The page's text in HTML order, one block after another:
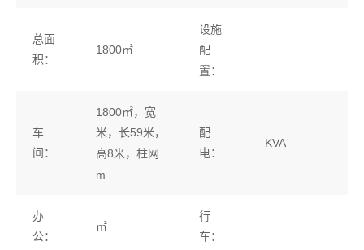
总面
积：
1800㎡
设施
配
置：
车
间：
1800㎡，宽
米，长59米，
高8米，柱网
m
配
电：
KVA
办
公：
㎡
行
车：